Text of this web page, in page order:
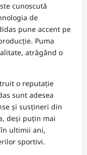
cunoscută
de
pune accent pe
Puma
atrăgând o
o reputație
sunt adesea
și susțineri din
deși puțin mai
ultimii ani,
sportivi.